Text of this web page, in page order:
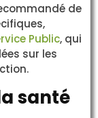
de
Public, qui
sur les
santé